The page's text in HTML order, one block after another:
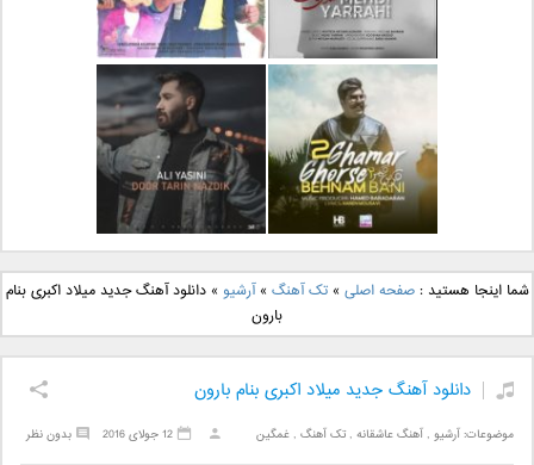
دانلود آهنگ جدید مهدی
یراحی بنام اسرار
دانلود آهنگ جدید فرزاد
فرزین بنام آتیش
دانلود آهنگ جدید بهنام
بانی بنام قرص قمر 2
دانلود آهنگ جدید علی
یاسینی بنام دورترین نزدیک
شما اینجا هستید :صفحه اصلی »تک آهنگ »آرشیو »دانلود آهنگ جدید میلاد اکبری بنام
بارون
دانلود آهنگ جدید میلاد اکبری بنام بارون
موضوعات:آرشیو ,آهنگ عاشقانه ,تک آهنگ ,غمگین بدون نظر 12 جولای 2016